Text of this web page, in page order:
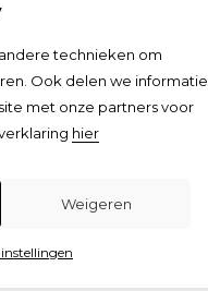
technieken om
Ook delen we informatie
met onze partners voor
hier
Weigeren